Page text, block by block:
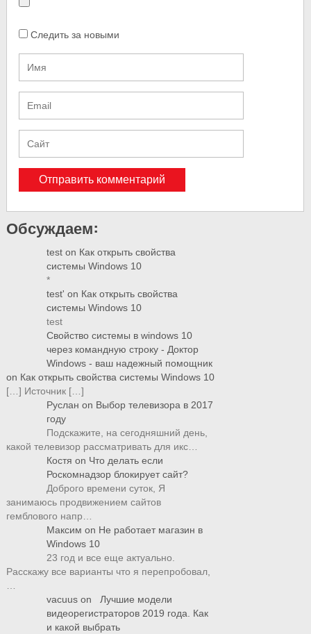
Следить за новыми
Обсуждаем:
test on Как открыть свойства
системы Windows 10
*
test' on Как открыть свойства
системы Windows 10
test
Свойство системы в windows 10
через командную строку - Доктор
Windows - ваш надежный помощник
on Как открыть свойства системы Windows 10
[…] Источник […]
Руслан on Выбор телевизора в 2017
году
Подскажите, на сегодняшний день,
какой телевизор рассматривать для икс…
Костя on Что делать если
Роскомнадзор блокирует сайт?
Доброго времени суток, Я
занимаюсь продвижением сайтов
гемблового напр…
Максим on Не работает магазин в
Windows 10
23 год и все еще актуально.
Расскажу все варианты что я перепробовал,
vacuus on
Лучшие модели
видеорегистраторов 2019 года. Как
и какой выбрать